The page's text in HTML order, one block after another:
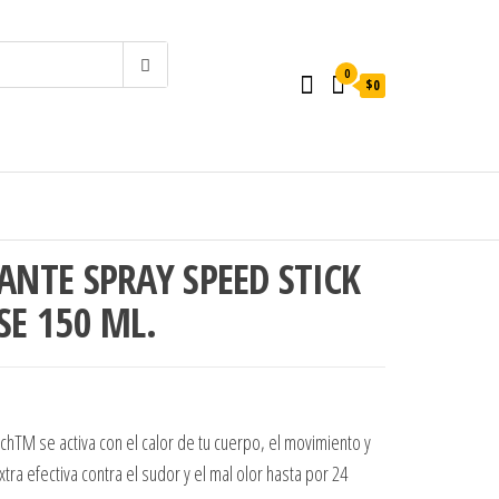
0
$0
SPRAY SPEED STICK
150 ML.
se activa con el calor de tu cuerpo, el movimiento y
efectiva contra el sudor y el mal olor hasta por 24